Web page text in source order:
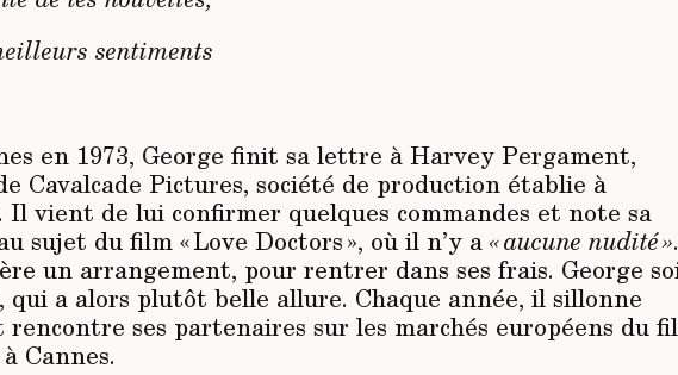
sentiments
en 1973, George finit sa lettre à Harvey Pergament,
Cavalcade Pictures, société de production établie à
Il vient de lui confirmer quelques commandes et note sa
sujet du film « Love Doctors », où il n’y a « aucune nudité ».
un arrangement, pour rentrer dans ses frais. George
qui a alors plutôt belle allure. Chaque année, il sillonne
rencontre ses partenaires sur les marchés européens du
Cannes.